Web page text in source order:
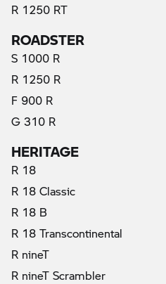
R 1250 RT
ROADSTER
S 1000 R
R 1250 R
F 900 R
G 310 R
HERITAGE
R 18
R 18 Classic
R 18 B
R 18 Transcontinental
R nineT
R nineT Scrambler